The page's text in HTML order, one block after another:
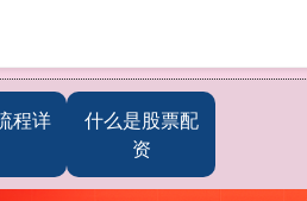
程详
什么是股票配
资